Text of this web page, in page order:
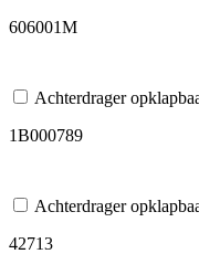
606001M
Achterdrager
1B000789
Achterdrager
42713